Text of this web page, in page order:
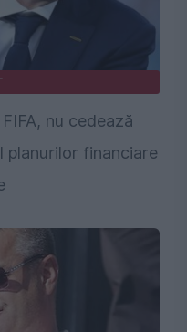
nu cedează
planurilor financiare